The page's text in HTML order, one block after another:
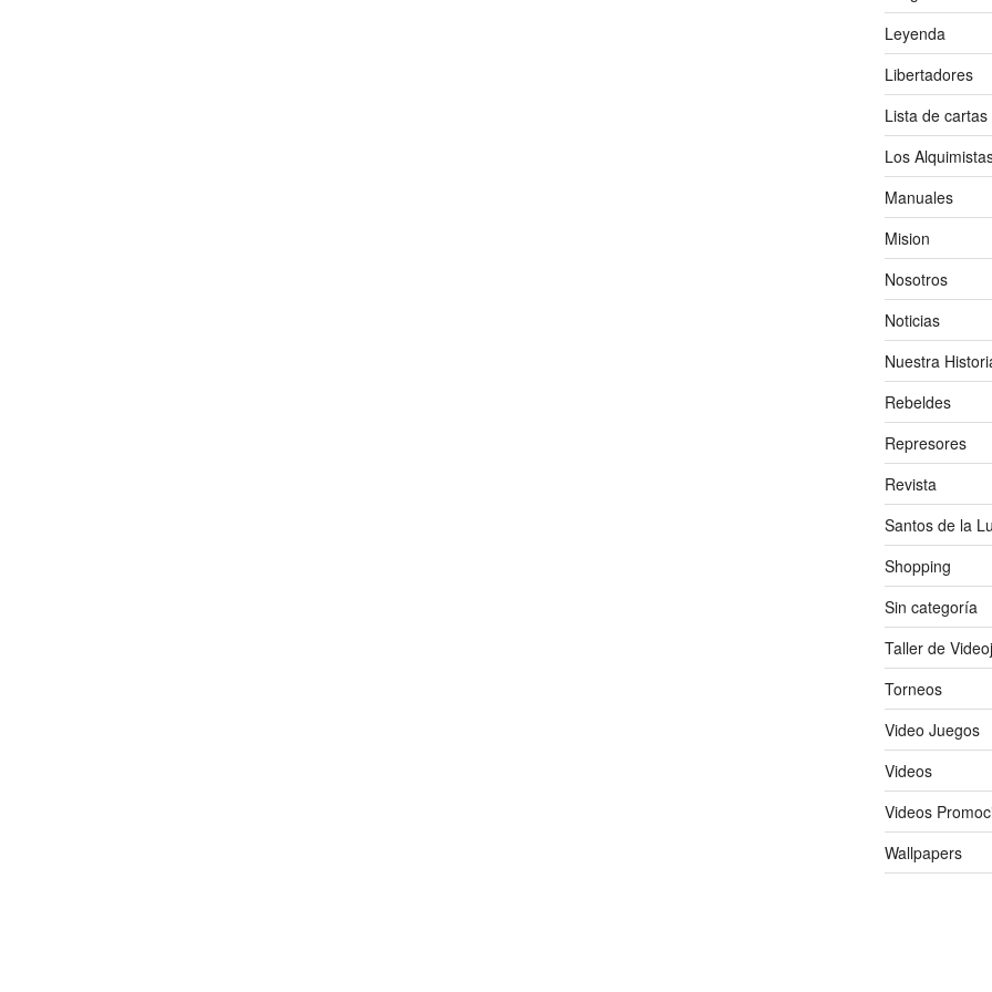
Leyenda
Libertadores
Lista de cartas
Los
Manuales
Mision
Nosotros
Noticias
Nuestra
Rebeldes
Represores
Revista
Santos de la
Shopping
Sin categoría
Taller de
Torneos
Video Juegos
Videos
Videos
Wallpapers